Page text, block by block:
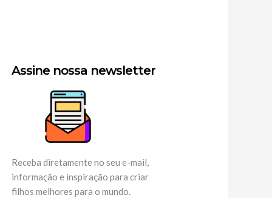
Assine nossa newsletter
Receba diretamente no seu e-mail,
informação e inspiração para criar
filhos melhores para o mundo.